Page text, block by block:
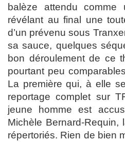
balèze attendu
révélant au final une
d’un prévenu sous
sa sauce, quelques
bon déroulement de ce
pourtant peu
La première qui, à elle
reportage complet sur
jeune homme est
Michèle Bernard-
répertoriés. Rien de bien